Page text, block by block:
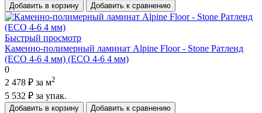
Добавить в корзину Добавить к сравнению
Быстрый просмотр
Каменно-полимерный ламинат Alpine Floor - Stone Ратленд
(ECO 4-6 4 мм) (ECO 4-6 4 мм)
0
2 478 ₽ за м2
5 532 ₽ за упак.
Добавить в корзину Добавить к сравнению